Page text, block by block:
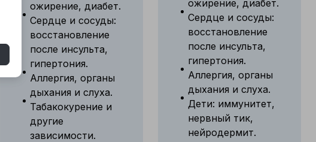
ожирение, диабет.
Сердце и сосуды:
восстановление
после инсульта,
гипертония.
Аллергия, органы
дыхания и слуха.
Табакокурение и
другие
зависимости.
ожирение, диабет.
Сердце и сосуды:
восстановление
после инсульта,
гипертония.
Аллергия, органы
дыхания и слуха.
Дети: иммунитет,
нервный тик,
нейродермит.